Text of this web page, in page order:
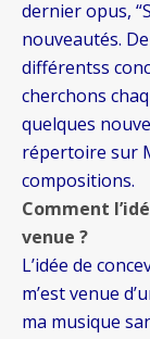
dernier opus,
nouveautés.
différentss
cherchons
quelques
répertoire sur
compositions.
Comment
venue ?
L’idée de
m’est venue
ma musique